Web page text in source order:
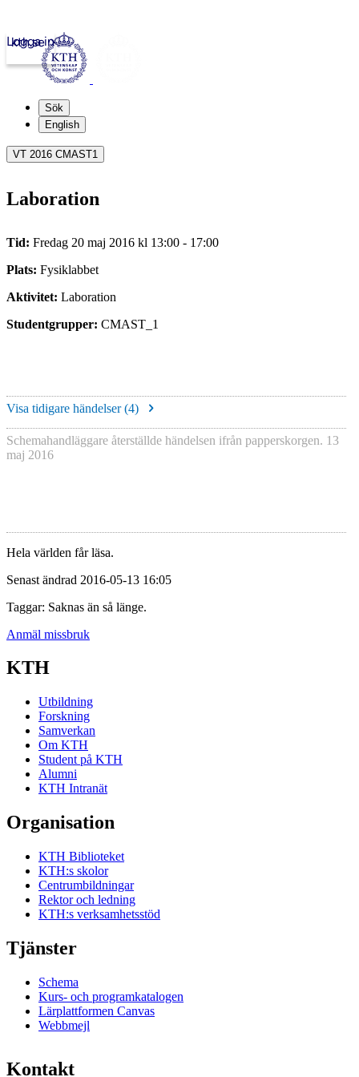
kth.se
Logga in
Sök
English
VT 2016 CMAST1
Laboration
Tid: Fredag 20 maj 2016 kl 13:00 - 17:00
Plats: Fysiklabbet
Aktivitet: Laboration
Studentgrupper: CMAST_1
Visa tidigare händelser (4)
Schemahandläggare återställde händelsen ifrån papperskorgen. 13
maj 2016
Hela världen får läsa.
Senast ändrad 2016-05-13 16:05
Taggar: Saknas än så länge.
Anmäl missbruk
KTH
Utbildning
Forskning
Samverkan
Om KTH
Student på KTH
Alumni
KTH Intranät
Organisation
KTH Biblioteket
KTH:s skolor
Centrumbildningar
Rektor och ledning
KTH:s verksamhetsstöd
Tjänster
Schema
Kurs- och programkatalogen
Lärplattformen Canvas
Webbmejl
Kontakt